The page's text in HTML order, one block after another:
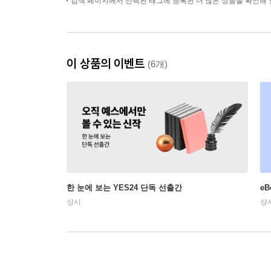
이 상품의 이벤트 (6개)
한 눈에 보는 YES24 단독 선출간
상시 상